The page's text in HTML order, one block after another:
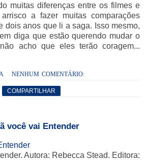
muitas diferenças entre os filmes e
a fazer muitas comparações
dois anos que li a saga. Isso mesmo,
diga que estão querendo mudar o
acho que eles terão coragem...
NENHUM COMENTÁRIO:
COMPARTILHAR
você vai Entender
Autora: Rebecca Stead. Editora: